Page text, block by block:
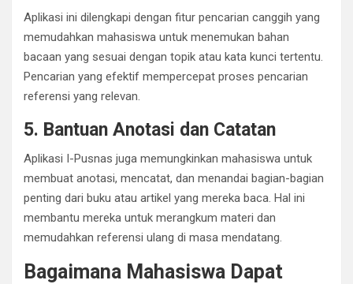
Aplikasi ini dilengkapi dengan fitur pencarian canggih yang
memudahkan mahasiswa untuk menemukan bahan
bacaan yang sesuai dengan topik atau kata kunci tertentu.
Pencarian yang efektif mempercepat proses pencarian
referensi yang relevan.
5. Bantuan Anotasi dan Catatan
Aplikasi I-Pusnas juga memungkinkan mahasiswa untuk
membuat anotasi, mencatat, dan menandai bagian-bagian
penting dari buku atau artikel yang mereka baca. Hal ini
membantu mereka untuk merangkum materi dan
memudahkan referensi ulang di masa mendatang.
Bagaimana Mahasiswa Dapat